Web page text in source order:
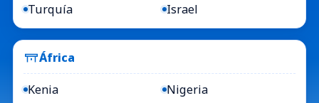
Turquía
Israel
África
Kenia
Nigeria